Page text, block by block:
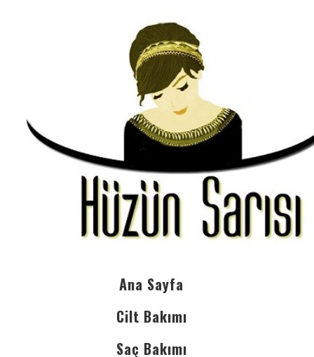
Ana Sayfa
Cilt Bakımı
Saç Bakımı